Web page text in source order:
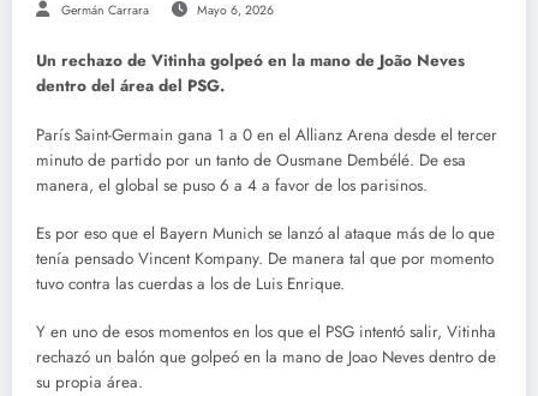
Germán Carrara Mayo 6, 2026
Un rechazo de Vitinha golpeó en la mano de João Neves
dentro del área del PSG.
París Saint-Germain gana 1 a 0 en el Allianz Arena desde el tercer
minuto de partido por un tanto de Ousmane Dembélé. De esa
manera, el global se puso 6 a 4 a favor de los parisinos.
Es por eso que el Bayern Munich se lanzó al ataque más de lo que
tenía pensado Vincent Kompany. De manera tal que por momento
tuvo contra las cuerdas a los de Luis Enrique.
Y en uno de esos momentos en los que el PSG intentó salir, Vitinha
rechazó un balón que golpeó en la mano de Joao Neves dentro de
su propia área.